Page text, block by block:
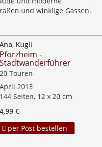
und winklige Gassen.
Ana, Kugli
Pforzheim -
Stadtwanderführer
20 Touren
April 2013
144 Seiten, 12 x 20 cm
4,99 €
per Post bestellen